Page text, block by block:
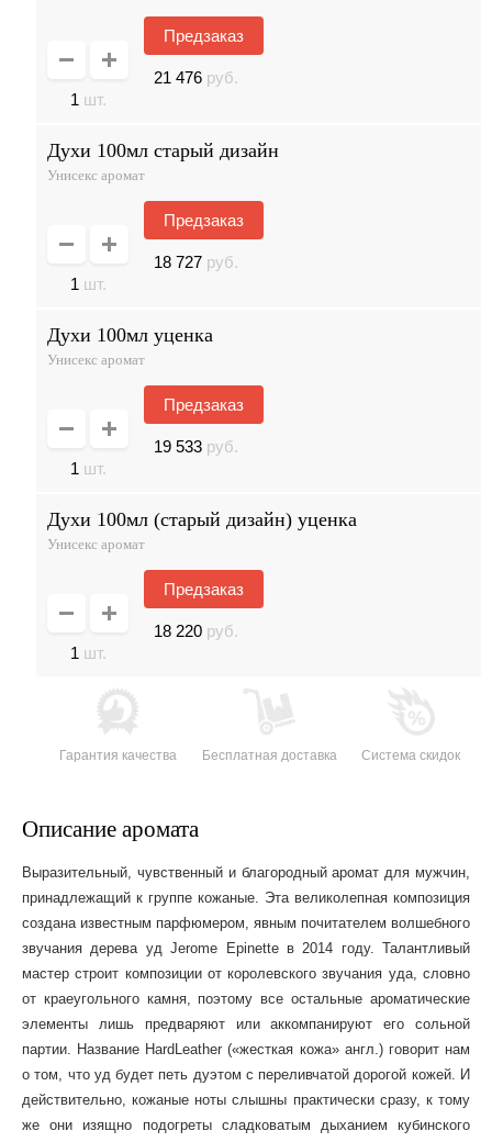
1 шт.
Предзаказ
21 476 руб.
духи 100мл старый дизайн
Унисекс аромат
1 шт.
Предзаказ
18 727 руб.
духи 100мл уценка
Унисекс аромат
1 шт.
Предзаказ
19 533 руб.
духи 100мл (старый дизайн) уценка
Унисекс аромат
1 шт.
Предзаказ
18 220 руб.
Гарантия качества Бесплатная доставка Система скидок
Описание аромата
Выразительный, чувственный и благородный аромат для мужчин,
принадлежащий к группе кожаные. Эта великолепная композиция
создана известным парфюмером, явным почитателем волшебного
звучания дерева уд Jerome Epinette в 2014 году. Талантливый
мастер строит композиции от королевского звучания уда, словно
от краеугольного камня, поэтому все остальные ароматические
элементы лишь предваряют или аккомпанируют его сольной
партии. Название HardLeather («жесткая кожа» англ.) говорит нам
о том, что уд будет петь дуэтом с переливчатой дорогой кожей. И
действительно, кожаные ноты слышны практически сразу, к тому
же они изящно подогреты сладковатым дыханием кубинского